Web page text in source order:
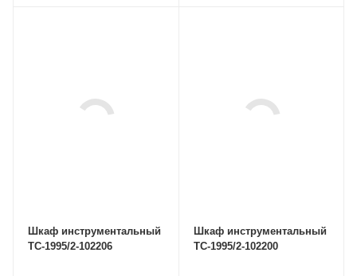
Шкаф инструментальный
TC-1995/2-102206
Шкаф инструментальный
TC-1995/2-102200